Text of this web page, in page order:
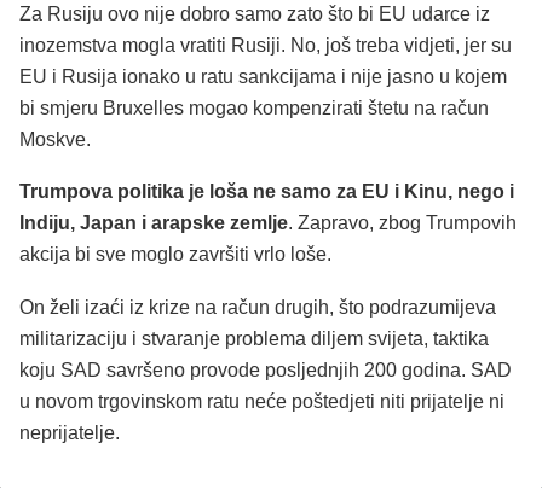
Za Rusiju ovo nije dobro samo zato što bi EU udarce iz
inozemstva mogla vratiti Rusiji. No, još treba vidjeti, jer su
EU i Rusija ionako u ratu sankcijama i nije jasno u kojem
bi smjeru Bruxelles mogao kompenzirati štetu na račun
Moskve.
Trumpova politika je loša ne samo za EU i Kinu, nego i
Indiju, Japan i arapske zemlje. Zapravo, zbog Trumpovih
akcija bi sve moglo završiti vrlo loše.
On želi izaći iz krize na račun drugih, što podrazumijeva
militarizaciju i stvaranje problema diljem svijeta, taktika
koju SAD savršeno provode posljednjih 200 godina. SAD
u novom trgovinskom ratu neće poštedjeti niti prijatelje ni
neprijatelje.